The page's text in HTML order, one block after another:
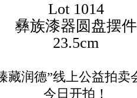
Lot 1014
彝族漆器圆盘摆件
23.5cm